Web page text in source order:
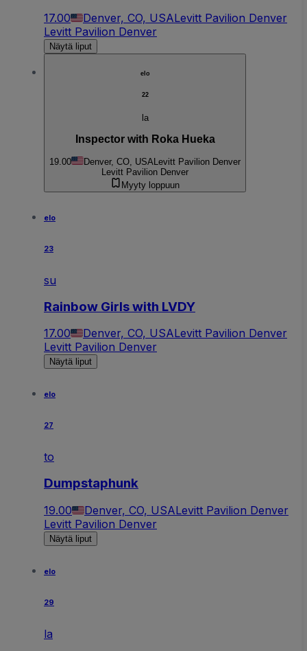
17.00 Denver, CO, USALevitt Pavilion Denver
Levitt Pavilion Denver
Näytä liput
elo
22
la
Inspector with Roka Hueka
19.00 Denver, CO, USA Levitt Pavilion Denver
Levitt Pavilion Denver
Myyty loppuun
elo
23
su
Rainbow Girls with LVDY
17.00 Denver, CO, USALevitt Pavilion Denver
Levitt Pavilion Denver
Näytä liput
elo
27
to
Dumpstaphunk
19.00 Denver, CO, USALevitt Pavilion Denver
Levitt Pavilion Denver
Näytä liput
elo
29
la